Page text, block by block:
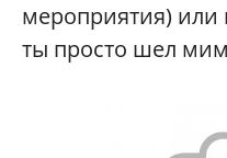
мероприятия) или
ты просто шел